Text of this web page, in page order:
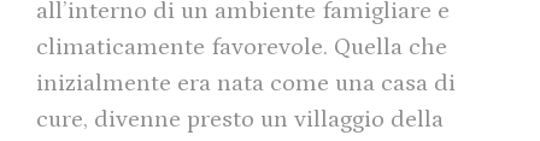
all’interno di un ambiente famigliare e
climaticamente favorevole. Quella che
inizialmente era nata come una casa di
cure, divenne presto un villaggio della